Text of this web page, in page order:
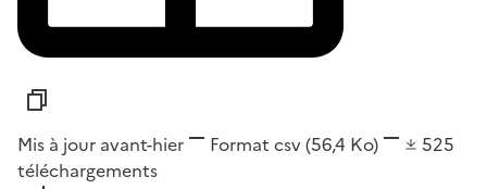
Mis à jour avant-hier Format csv(56,4 Ko)
525
téléchargements